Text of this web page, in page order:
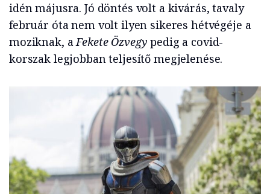
idén májusra. Jó döntés volt a kivárás, tavaly
február óta nem volt ilyen sikeres hétvégéje a
moziknak, aFekete Özvegy pedig a covid-
korszak legjobban teljesítő megjelenése.